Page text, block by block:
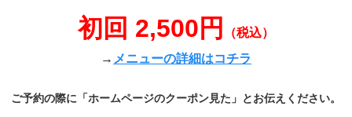
初回 2,500円
（税込）
→ メニューの詳細はコチラ
ご予約の際に「ホームページのクーポン見た」とお伝えください。